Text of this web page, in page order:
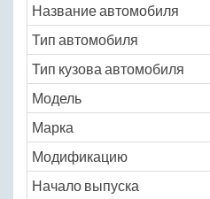
Название автомобиля
Тип автомобиля
Тип кузова автомобиля
Модель
Марка
Модификацию
Начало выпуска